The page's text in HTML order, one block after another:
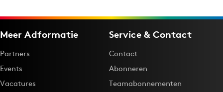
Meer Adformatie
Partners
Events
Vacatures
Service & Contact
Contact
Abonneren
Teamabonnementen